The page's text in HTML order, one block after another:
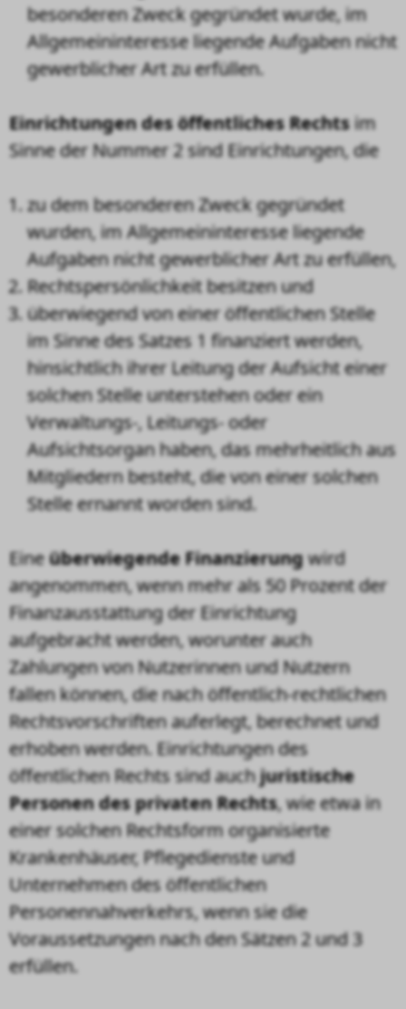
besonderen Zweck gegründet wurde, im
Allgemeininteresse liegende Aufgaben nicht
gewerblicher Art zu erfüllen.
Einrichtungen des öffentliches Rechtsim
Sinne der Nummer 2 sind Einrichtungen, die
zu dem besonderen Zweck gegründet
wurden, im Allgemeininteresse liegende
Aufgaben nicht gewerblicher Art zu erfüllen,
Rechtspersönlichkeit besitzen und
überwiegend von einer öffentlichen Stelle
im Sinne des Satzes 1 finanziert werden,
hinsichtlich ihrer Leitung der Aufsicht einer
solchen Stelle unterstehen oder ein
Verwaltungs-, Leitungs- oder
Aufsichtsorgan haben, das mehrheitlich aus
Mitgliedern besteht, die von einer solchen
Stelle ernannt worden sind.
Eineüberwiegende Finanzierungwird
angenommen, wenn mehr als 50 Prozent der
Finanzausstattung der Einrichtung
aufgebracht werden, worunter auch
Zahlungen von Nutzerinnen und Nutzern
fallen können, die nach öffentlich-rechtlichen
Rechtsvorschriften auferlegt, berechnet und
erhoben werden. Einrichtungen des
öffentlichen Rechts sind auchjuristische
Personen des privaten Rechts, wie etwa in
einer solchen Rechtsform organisierte
Krankenhäuser, Pflegedienste und
Unternehmen des öffentlichen
Personennahverkehrs, wenn sie die
Voraussetzungen nach den Sätzen 2 und 3
erfüllen.